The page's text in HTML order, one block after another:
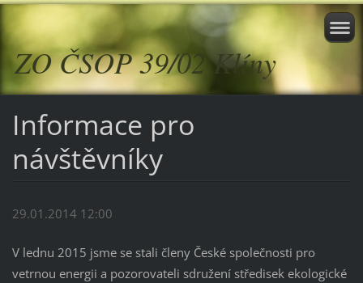
ZO ČSOP 39/02 Klíny
Informace pro
návštěvníky
29.01.2014 12:00
V lednu 2015 jsme se stali členy České společnosti pro
vetrnou energii a pozorovateli sdružení středisek ekologické